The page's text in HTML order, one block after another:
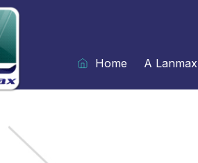
Ir
para
o
conteúdo
Home
A Lanmax